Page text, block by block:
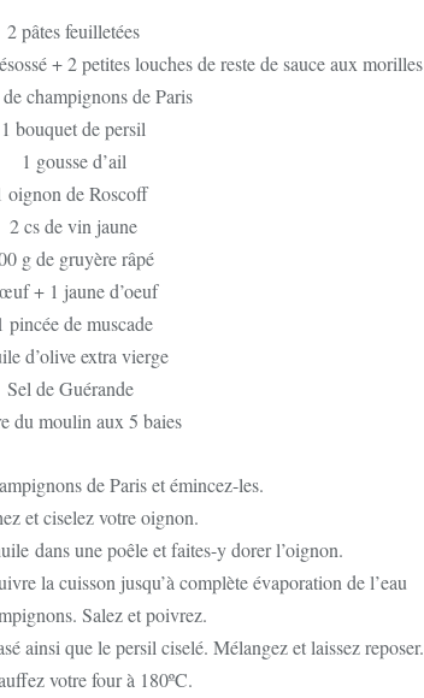
2 pâtes feuilletées
+ 2 petites louches de reste de sauce aux morilles
champignons de Paris
1 bouquet de persil
1 gousse d’ail
oignon de Roscoff
2 cs de vin jaune
g de gruyère râpé
+ 1 jaune d’oeuf
pincée de muscade
d’olive extra vierge
Sel de Guérande
du moulin aux 5 baies
de Paris et émincez-les.
et ciselez votre oignon.
dans une poêle et faites-y dorer l’oignon.
la cuisson jusqu’à complète évaporation de l’eau
Salez et poivrez.
ainsi que le persil ciselé. Mélangez et laissez reposer.
votre four à 180ºC.